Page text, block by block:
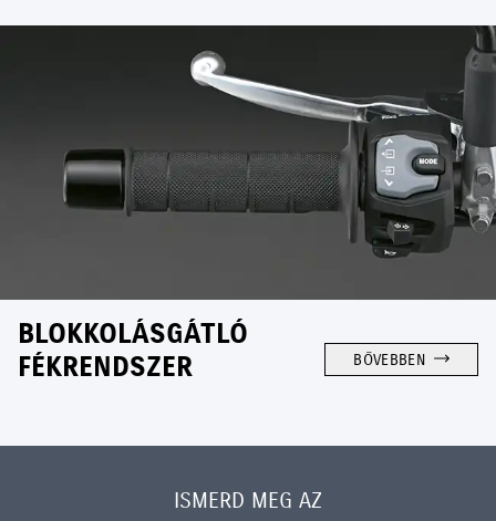
BLOKKOLÁSGÁTLÓ
FÉKRENDSZER
BŐVEBBEN
ISMERD MEG AZ